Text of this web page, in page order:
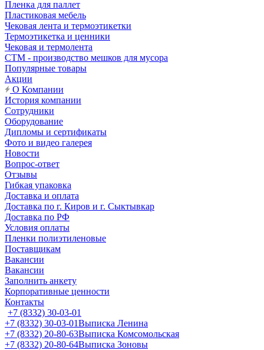
Пленка для паллет
Пластиковая мебель
Чековая лента и термоэтикетки
Термоэтикетка и ценники
Чековая и термолента
СТМ - производство мешков для мусора
Популярные товары
Акции
О Компании
История компании
Сотрудники
Оборудование
Дипломы и сертификаты
Фото и видео галерея
Новости
Вопрос-ответ
Отзывы
Гибкая упаковка
Доставка и оплата
Доставка по г. Киров и г. Сыктывкар
Доставка по РФ
Условия оплаты
Пленки полиэтиленовые
Поставщикам
Вакансии
Вакансии
Заполнить анкету
Корпоративные ценности
Контакты
+7 (8332) 30-03-01
+7 (8332) 30-03-01Выписка Ленина
+7 (8332) 20-80-63Выписка Комсомольская
+7 (8332) 20-80-64Выписка Зоновы